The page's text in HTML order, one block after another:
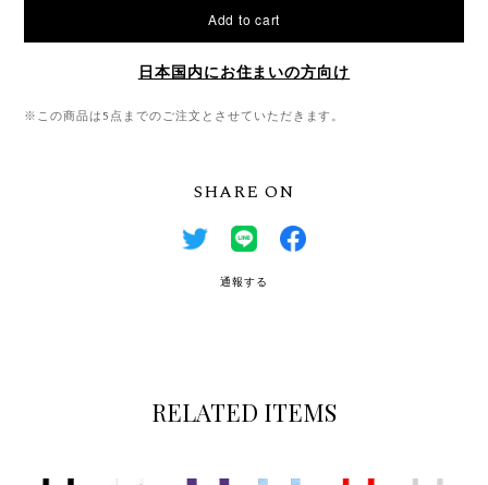
Add to cart
日本国内にお住まいの方向け
※この商品は5点までのご注文とさせていただきます。
SHARE ON
通報する
RELATED ITEMS